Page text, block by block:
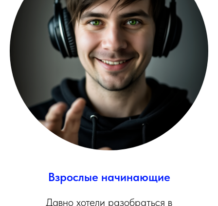
Взрослые начинающие
Давно хотели разобраться в